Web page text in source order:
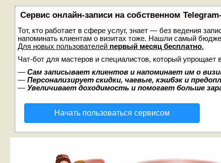
Сервис онлайн-записи на собственном
Тот, кто работает в сфере услуг, знает — без ведения
напоминать клиентам о визитах тоже. Нашли самый
Для новых пользователей первый месяц бесплатно.
Чат-бот для мастеров и специалистов, который упрощает
— Сам записывает клиентов и напоминает им о
— Персонализирует скидки, чаевые, кэшбэк и
— Увеличивает доходимость и помогает больше
Начать пользоваться сервисом